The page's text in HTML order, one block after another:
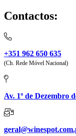
Contactos:
+351 962 650 635
(Ch. Rede Móvel Nacional)
Av. 1º de Dezembro